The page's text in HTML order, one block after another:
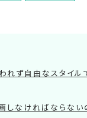
れず自由なスタイル
しなければならない